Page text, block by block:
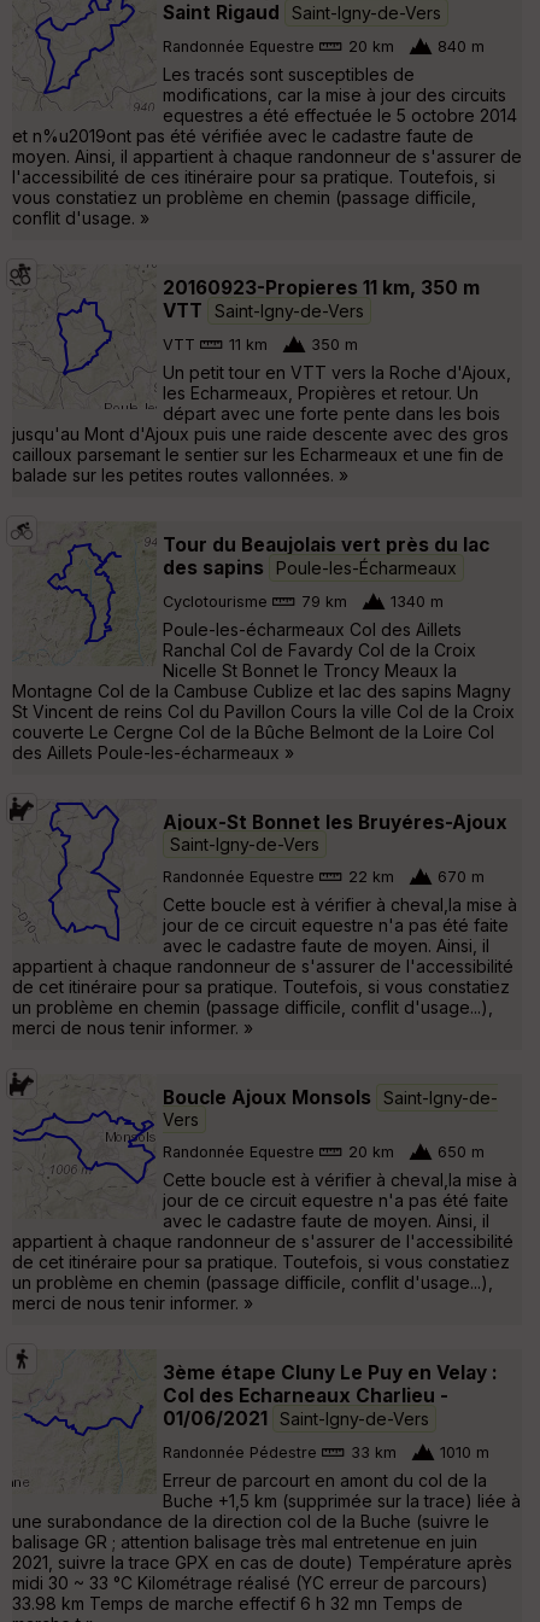
Saint Rigaud
Saint-Igny-de-Vers
Randonnée Equestre 20 km 840 m
Les tracés sont susceptibles de
modifications, car la mise à jour des circuits
equestres a été effectuée le 5 octobre 2014
et n%u2019ont pas été vérifiée avec le cadastre faute de
moyen. Ainsi, il appartient à chaque randonneur de s'assurer de
l'accessibilité de ces itinéraire pour sa pratique. Toutefois, si
vous constatiez un problème en chemin (passage difficile,
conflit d'usage. »
20160923-Propieres 11 km, 350 m
VTT
Saint-Igny-de-Vers
VTT 11 km 350 m
Un petit tour en VTT vers la Roche d'Ajoux,
les Echarmeaux, Propières et retour. Un
départ avec une forte pente dans les bois
jusqu'au Mont d'Ajoux puis une raide descente avec des gros
cailloux parsemant le sentier sur les Echarmeaux et une fin de
balade sur les petites routes vallonnées. »
Tour du Beaujolais vert près du lac
des sapins
Poule-les-Écharmeaux
Cyclotourisme 79 km 1340 m
Poule-les-écharmeaux Col des Aillets
Ranchal Col de Favardy Col de la Croix
Nicelle St Bonnet le Troncy Meaux la
Montagne Col de la Cambuse Cublize et lac des sapins Magny
St Vincent de reins Col du Pavillon Cours la ville Col de la Croix
couverte Le Cergne Col de la Bûche Belmont de la Loire Col
des Aillets Poule-les-écharmeaux »
Ajoux-St Bonnet les Bruyéres-Ajoux
Saint-Igny-de-Vers
Randonnée Equestre 22 km 670 m
Cette boucle est à vérifier à cheval,la mise à
jour de ce circuit equestre n'a pas été faite
avec le cadastre faute de moyen. Ainsi, il
appartient à chaque randonneur de s'assurer de l'accessibilité
de cet itinéraire pour sa pratique. Toutefois, si vous constatiez
un problème en chemin (passage difficile, conflit d'usage...),
merci de nous tenir informer. »
Boucle Ajoux Monsols
Saint-Igny-de-
Vers
Randonnée Equestre 20 km 650 m
Cette boucle est à vérifier à cheval,la mise à
jour de ce circuit equestre n'a pas été faite
avec le cadastre faute de moyen. Ainsi, il
appartient à chaque randonneur de s'assurer de l'accessibilité
de cet itinéraire pour sa pratique. Toutefois, si vous constatiez
un problème en chemin (passage difficile, conflit d'usage...),
merci de nous tenir informer. »
3ème étape Cluny Le Puy en Velay :
Col des Echarneaux Charlieu -
01/06/2021
Saint-Igny-de-Vers
Randonnée Pédestre 33 km 1010 m
Erreur de parcourt en amont du col de la
Buche +1,5 km (supprimée sur la trace) liée à
une surabondance de la direction col de la Buche (suivre le
balisage GR ; attention balisage très mal entretenue en juin
2021, suivre la trace GPX en cas de doute) Température après
midi 30 ~ 33 °C Kilométrage réalisé (YC erreur de parcours)
33.98 km Temps de marche effectif 6 h 32 mn Temps de